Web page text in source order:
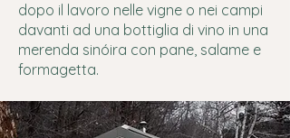
dopo il lavoro nelle vigne o nei campi
davanti ad una bottiglia di vino in una
merenda sinóira con pane, salame e
formagetta.